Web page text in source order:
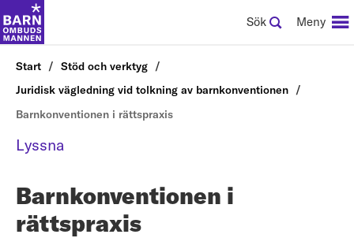
Sök Meny
Start
Stöd och verktyg
Juridisk vägledning vid tolkning av barnkonventionen
Barnkonventionen i rättspraxis
Lyssna
Barnkonventionen i
rättspraxis